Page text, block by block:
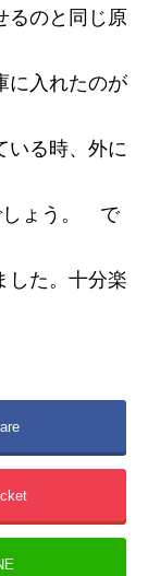
るのと同じ原
に入れたのが
いる時、外に
しょう。 で
した。十分楽